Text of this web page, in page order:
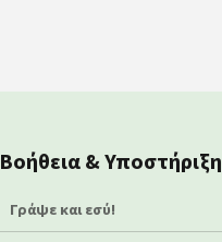
Βοήθεια & Υποστήριξη
Γράψε και εσύ!